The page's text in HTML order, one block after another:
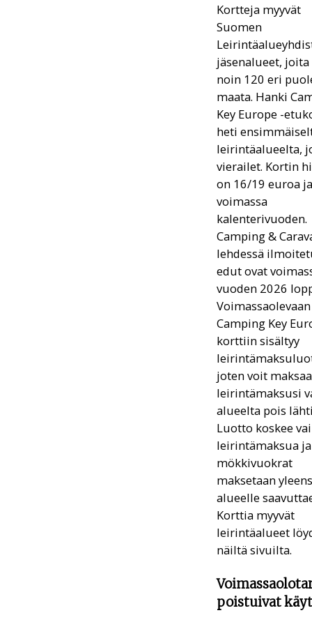
Kortteja myyvät
Suomen
jäsenalueet, joita
noin 120 eri
maata. Hanki
Key Europe -
heti
leirintäalueelta,
vierailet. Kortin
on 16/19 euroa
voimassa
kalenterivuoden.
Camping &
lehdessä
edut ovat
vuoden 2026
Voimassaolevaan
Camping Key
korttiin sisältyy
joten voit maksaa
leirintämaksusi
alueelta pois
Luotto koskee
leirintämaksua ja
mökkivuokrat
maksetaan
alueelle
Korttia myyvät
leirintäalueet
näiltä sivuilta.
poistuivat